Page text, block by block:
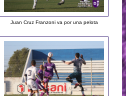
Juan Cruz Franzoni va por una pelota